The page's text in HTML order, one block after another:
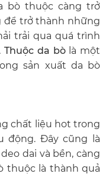
bò thuộc càng trở
để trở thành những
trải qua quá trình
Thuộc da bòlà một
sản xuất da bò
chất liệu hot trong
động. Đây cũng là
dai và bền, càng
thuộc là thành quả